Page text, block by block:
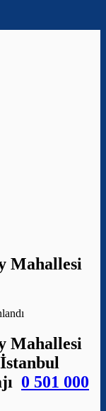
Mahallesi
Mahallesi
0 501 000